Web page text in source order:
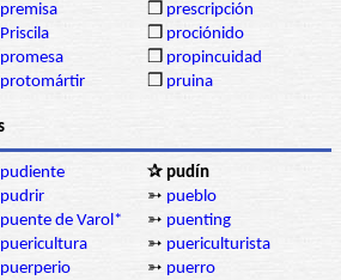
premisa ❒ prescripción
Priscila ❒ prociónido
promesa ❒ propincuidad
protomártir ❒ pruina
pudiente
✰ pudín
pudrir ➳ pueblo
puente de Varol* ➳ puenting
puericultura ➳ puericulturista
puerperio ➳ puerro